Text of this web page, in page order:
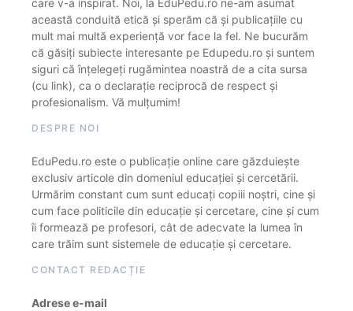
această conduită etică și sperăm că și publicațiile cu
mult mai multă experiență vor face la fel. Ne bucurăm
că găsiți subiecte interesante pe Edupedu.ro și suntem
siguri că înțelegeți rugămintea noastră de a cita sursa
(cu link), ca o declarație reciprocă de respect și
profesionalism. Vă mulțumim!
DESPRE NOI
EduPedu.ro este o publicație online care găzduiește
exclusiv articole din domeniul educației și cercetării.
Urmărim constant cum sunt educați copiii noștri, cine și
cum face politicile din educație și cercetare, cine și cum
îi formează pe profesori, cât de adecvate la lumea în
care trăim sunt sistemele de educație și cercetare.
CONTACT REDACȚIE
Adrese e-mail